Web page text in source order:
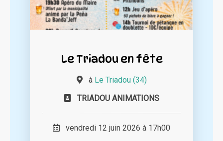
Le Triadou en fête
à Le Triadou (34)
TRIADOU ANIMATIONS
vendredi 12 juin 2026 à 17h00